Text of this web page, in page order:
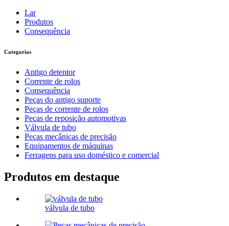
Lar
Produtos
Consequência
Categorias
Antigo detentor
Corrente de rolos
Consequência
Peças do antigo suporte
Peças de corrente de rolos
Peças de reposição automotivas
Válvula de tubo
Peças mecânicas de precisão
Equipamentos de máquinas
Ferragens para uso doméstico e comercial
Produtos em destaque
válvula de tubo